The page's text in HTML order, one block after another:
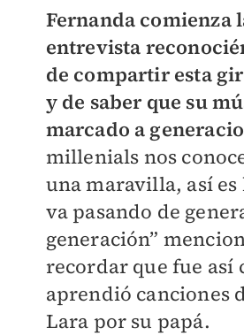
Fernanda comienza
entrevista
de compartir esta
y de saber que su
marcado a
millenials nos
una maravilla, así es
va pasando de
generación”
recordar que fue así
aprendió canciones
Lara por su papá.